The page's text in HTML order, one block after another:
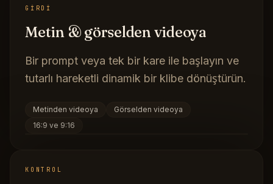
GIRDI
Metin & görselden videoya
Bir prompt veya tek bir kare ile başlayın ve
tutarlı hareketli dinamik bir klibe dönüştürün.
Metinden videoya
Görselden videoya
16:9 ve 9:16
KONTROL